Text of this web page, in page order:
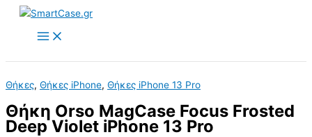
Skip
content
Θήκες, Θήκες iPhone, Θήκες iPhone 13 Pro
Θήκη Orso MagCase Focus Frosted
Deep Violet iPhone 13 Pro